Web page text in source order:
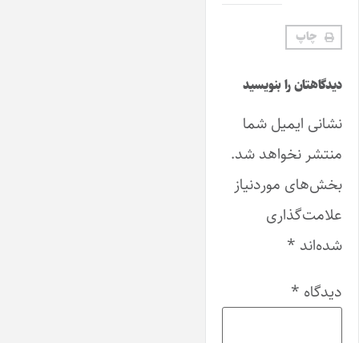
چاپ
دیدگاهتان را بنویسید
نشانی ایمیل شما
منتشر نخواهد شد.
بخش‌های موردنیاز
علامت‌گذاری
شده‌اند *
دیدگاه *